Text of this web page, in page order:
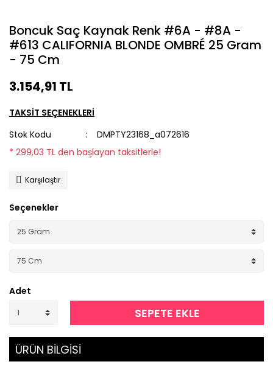
Boncuk Saç Kaynak Renk #6A - #8A -
#613 CALIFORNIA BLONDE OMBRÉ 25 Gram
- 75 Cm
3.154,91 TL
TAKSİT SEÇENEKLERİ
Stok Kodu
DMPTY23168_a072616
* 299,03 TL den başlayan taksitlerle!
Karşılaştır
Seçenekler
Adet
SEPETE EKLE
ÜRÜN BİLGİSİ